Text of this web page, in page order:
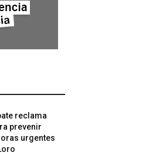
reclama
prevenir
urgentes